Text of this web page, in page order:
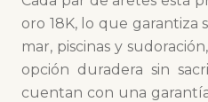
oro 18K, lo que garantiza
mar, piscinas y
opción duradera sin
cuentan con una